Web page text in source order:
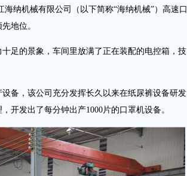
纳机械有限公司（以下简称“海纳机械”）高速口
地位。
的景象，车间里放满了正在装配的电控箱，技
，该公司充分发挥长久以来在纸尿裤设备研发
开发出了每分钟出产1000片的口罩机设备。